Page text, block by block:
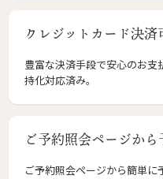
クレジットカード決済
豊富な決済手段で安心のお
持化対応済み。
ご予約照会ページか
ご予約照会ページから簡単に